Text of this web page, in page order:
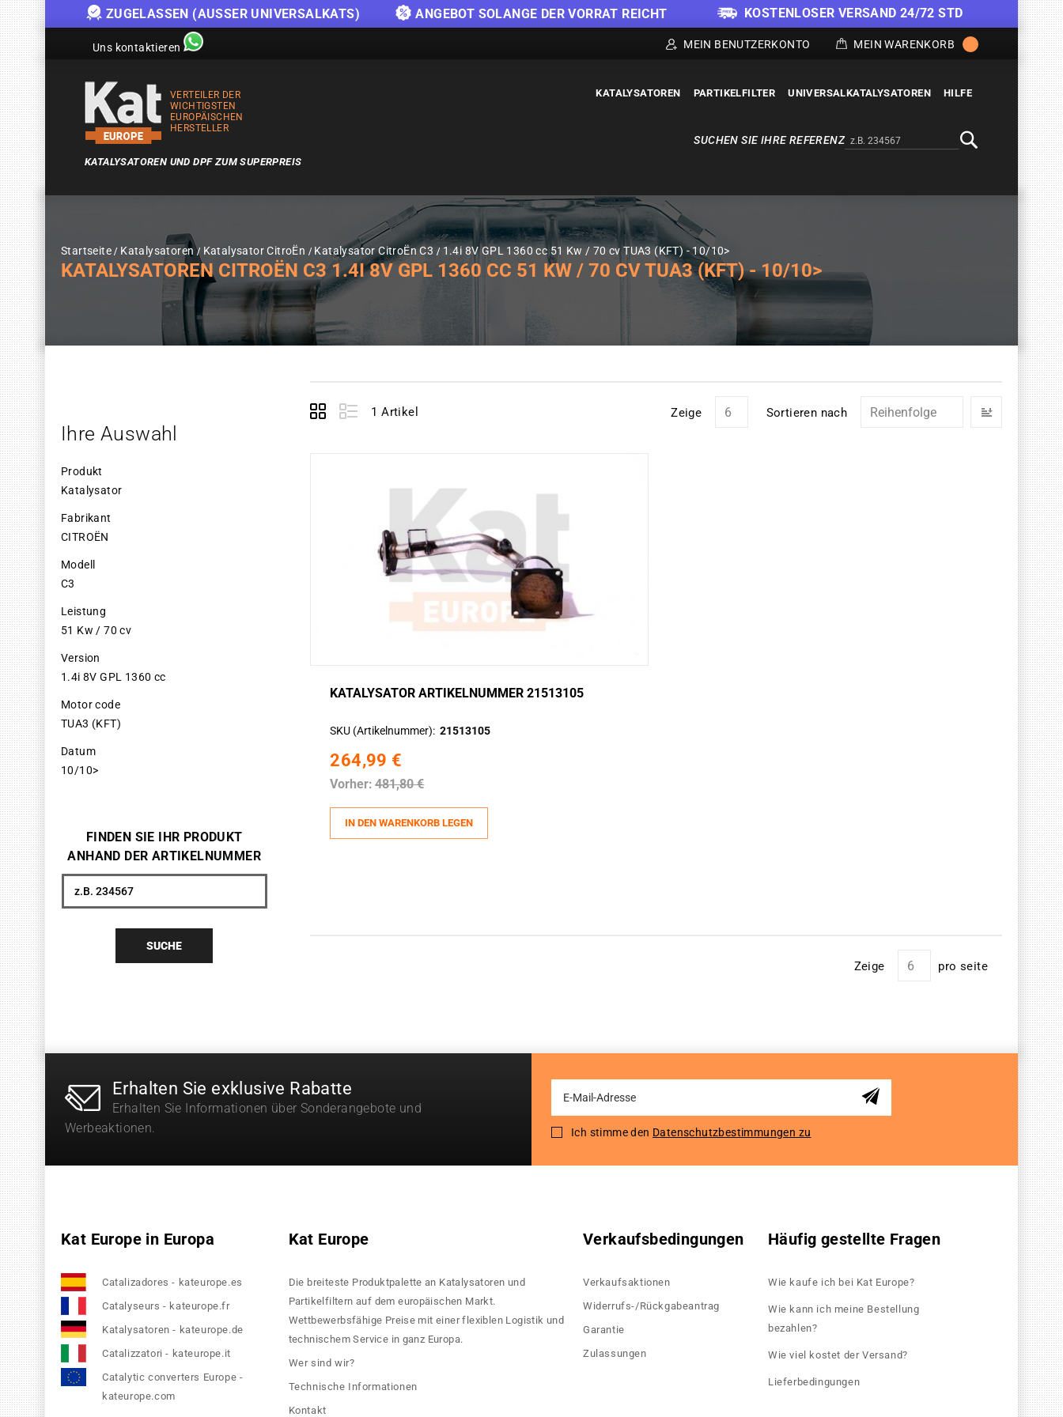
ZUGELASSEN (AUSSER UNIVERSALKATS) ANGEBOT SOLANGE DER VORRAT REICHT KOSTENLOSER VERSAND 24/72 STD
Uns kontaktieren MEIN BENUTZERKONTO MEIN WARENKORB
VERTEILER DER
WICHTIGSTEN
EUROPÄISCHEN
HERSTELLER
KATALYSATOREN UND DPF ZUM SUPERPREIS
KATALYSATOREN PARTIKELFILTER UNIVERSALKATALYSATOREN HILFE
Alternativa a Doofinder
SUCHEN SIE IHRE REFERENZ
Startseite Katalysatoren Katalysator CitroËn Katalysator CitroËn C3 1.4i 8V GPL 1360 cc 51 Kw / 70 cv TUA3 (KFT) - 10/10>
KATALYSATOREN CITROËN C3 1.4I 8V GPL 1360 CC 51 KW / 70 CV TUA3 (KFT) - 10/10>
View
Grid Einstellen
1 Artikel Zeige Sortieren nach
KATALYSATOR ARTIKELNUMMER 21513105
SKU (Artikelnummer) 21513105
264,99 €
Vorher: 481,80 €
IN DEN WARENKORB LEGEN
Zeige pro seite
Ihre Auswahl
Produkt
Katalysator
Fabrikant
CITROËN
Modell
C3
Leistung
51 Kw / 70 cv
Version
1.4i 8V GPL 1360 cc
Motor code
TUA3 (KFT)
Datum
10/10>
FINDEN SIE IHR PRODUKT
ANHAND DER ARTIKELNUMMER
Suche
SUCHE
Erhalten Sie exklusive Rabatte
Erhalten Sie Informationen über Sonderangebote und
Werbeaktionen.
for
Newsletter:
Ich stimme den Datenschutzbestimmungen zu
Kat Europe in Europa
Catalizadores - kateurope.es
Catalyseurs - kateurope.fr
Katalysatoren - kateurope.de
Catalizzatori - kateurope.it
Catalytic converters Europe -
kateurope.com
Kat Europe
Die breiteste Produktpalette an Katalysatoren und
Partikelfiltern auf dem europäischen Markt.
Wettbewerbsfähige Preise mit einer flexiblen Logistik und
technischem Service in ganz Europa.
Wer sind wir?
Technische Informationen
Kontakt
Verkaufsbedingungen
Verkaufsaktionen
Widerrufs-/Rückgabeantrag
Garantie
Zulassungen
Häufig gestellte Fragen
Wie kaufe ich bei Kat Europe?
Wie kann ich meine Bestellung
bezahlen?
Wie viel kostet der Versand?
Lieferbedingungen